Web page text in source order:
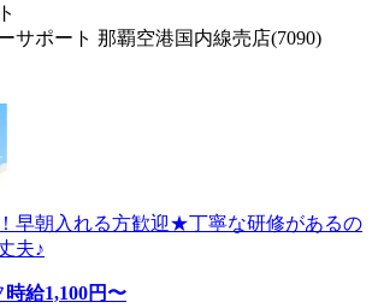
サポート 那覇空港国内線売店(7090)
早朝入れる方歓迎★丁寧な研修があるの
夫♪
時給1,100円〜